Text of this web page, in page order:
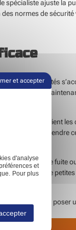
spécialiste ajuste la
normes de sécurité
et les impuretés
période de
éléments prévient
intervention. Prendre
Détecter une fuite
son rôle. De
Pourquoi poser
et accepter
d'analyse
et
Pour plus